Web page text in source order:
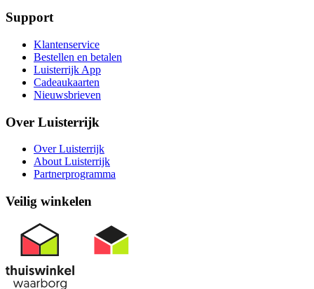
Support
Klantenservice
Bestellen en betalen
Luisterrijk App
Cadeaukaarten
Nieuwsbrieven
Over Luisterrijk
Over Luisterrijk
About Luisterrijk
Partnerprogramma
Veilig winkelen